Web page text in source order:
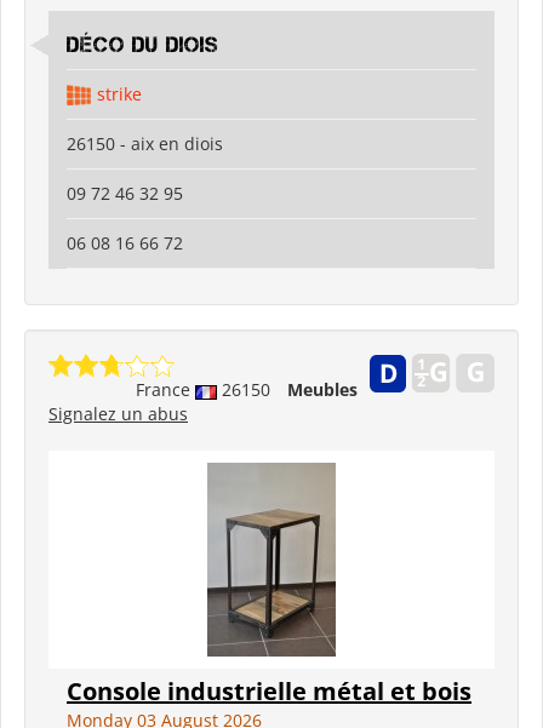
déco du diois
strike
26150 - aix en diois
09 72 46 32 95
06 08 16 66 72
France 26150
Meubles
Signalez un abus
Console industrielle métal et bois
Monday 03 August 2026